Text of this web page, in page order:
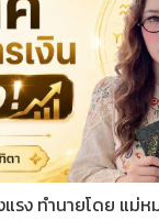
แรง ทำนายโดย แม่